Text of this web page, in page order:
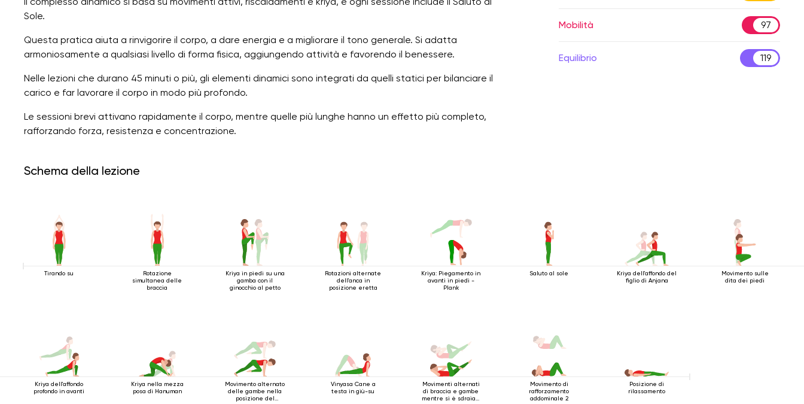
Sole.
Questa pratica aiuta a rinvigorire il corpo, a dare energia e a migliorare il tono generale. Si adatta
armoniosamente a qualsiasi livello di forma fisica, aggiungendo attività e favorendo il benessere.
Nelle lezioni che durano 45 minuti o più, gli elementi dinamici sono integrati da quelli statici per bilanciare il
carico e far lavorare il corpo in modo più profondo.
Le sessioni brevi attivano rapidamente il corpo, mentre quelle più lunghe hanno un effetto più completo,
rafforzando forza, resistenza e concentrazione.
Mobilità 97
Equilibrio 119
Schema della lezione
Tirando su
Rotazione
simultanea delle
braccia
Kriya in piedi su una
gamba con il
ginocchio al petto
Rotazioni alternate
dell'anca in
posizione eretta
Kriya: Piegamento in
avanti in piedi -
Plank
Saluto al sole
Kriya dell'affondo del
figlio di Anjana
Movimento sulle
dita dei piedi
Kriya dell'affondo
profondo in avanti
Kriya nella mezza
posa di Hanuman
Movimento alternato
delle gambe nella
posizione del
Vinyasa Cane a
testa in giù-su
Movimenti alternati
di braccia e gambe
mentre si è sdraiati
Movimento di
rafforzamento
addominale 2
Posizione di
rilassamento